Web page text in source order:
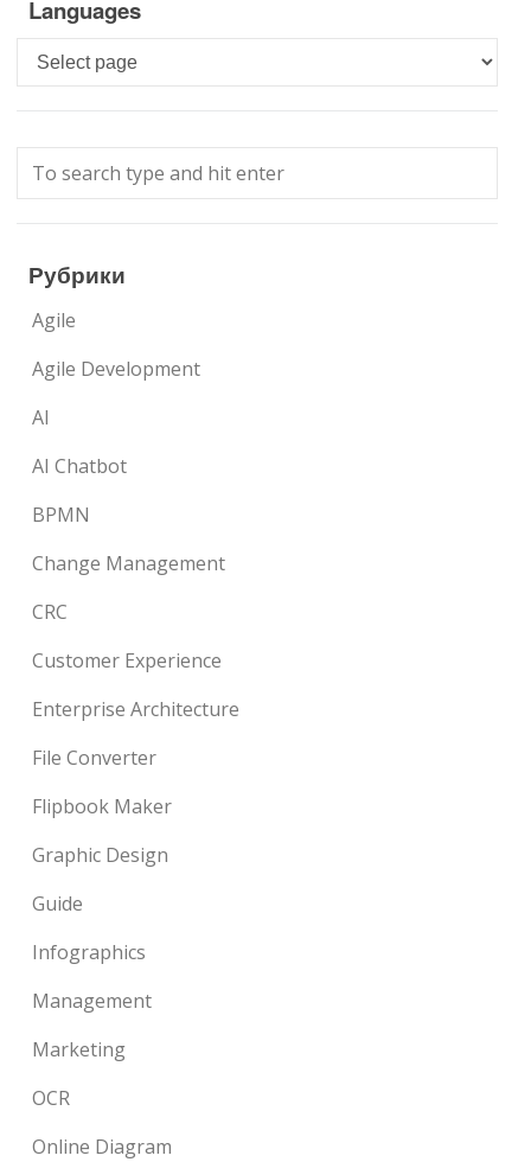
Languages
Languages
Рубрики
Agile
Agile Development
AI
AI Chatbot
BPMN
Change Management
CRC
Customer Experience
Enterprise Architecture
File Converter
Flipbook Maker
Graphic Design
Guide
Infographics
Management
Marketing
OCR
Online Diagram